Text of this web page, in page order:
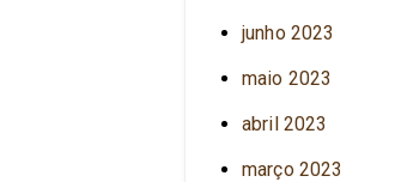
junho 2023
maio 2023
abril 2023
março 2023